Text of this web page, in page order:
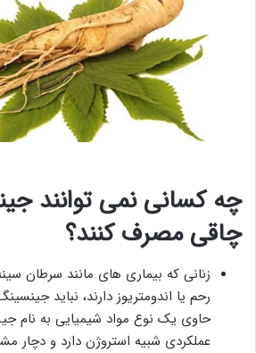
چه کسانی نمی توانند
چاقی مصرف کنند؟
زنانی که بیماری های مانند سرطان
رحم یا اندومتریوز دارند، نباید
حاوی یک نوع مواد شیمیایی به نام
عملکردی شبیه استروژن دارد و دچار